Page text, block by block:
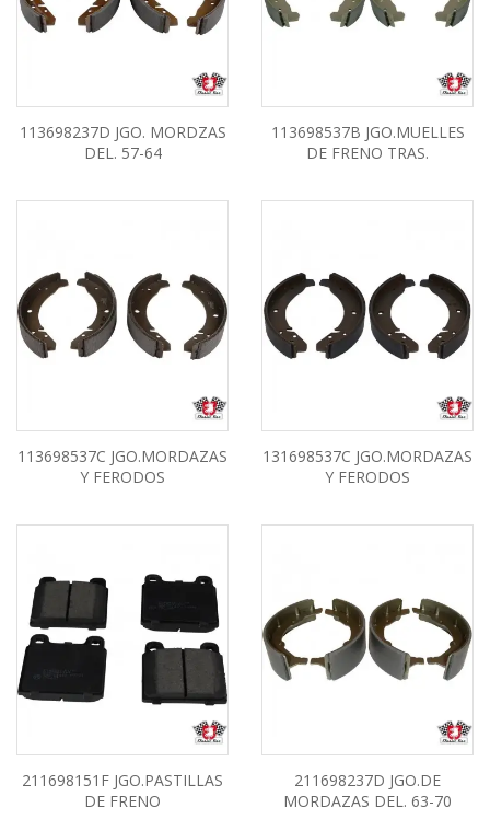
113698237D JGO. MORDZAS
DEL. 57-64
113698537B JGO.MUELLES
DE FRENO TRAS.
113698537C JGO.MORDAZAS
Y FERODOS
131698537C JGO.MORDAZAS
Y FERODOS
211698151F JGO.PASTILLAS
DE FRENO
211698237D JGO.DE
MORDAZAS DEL. 63-70